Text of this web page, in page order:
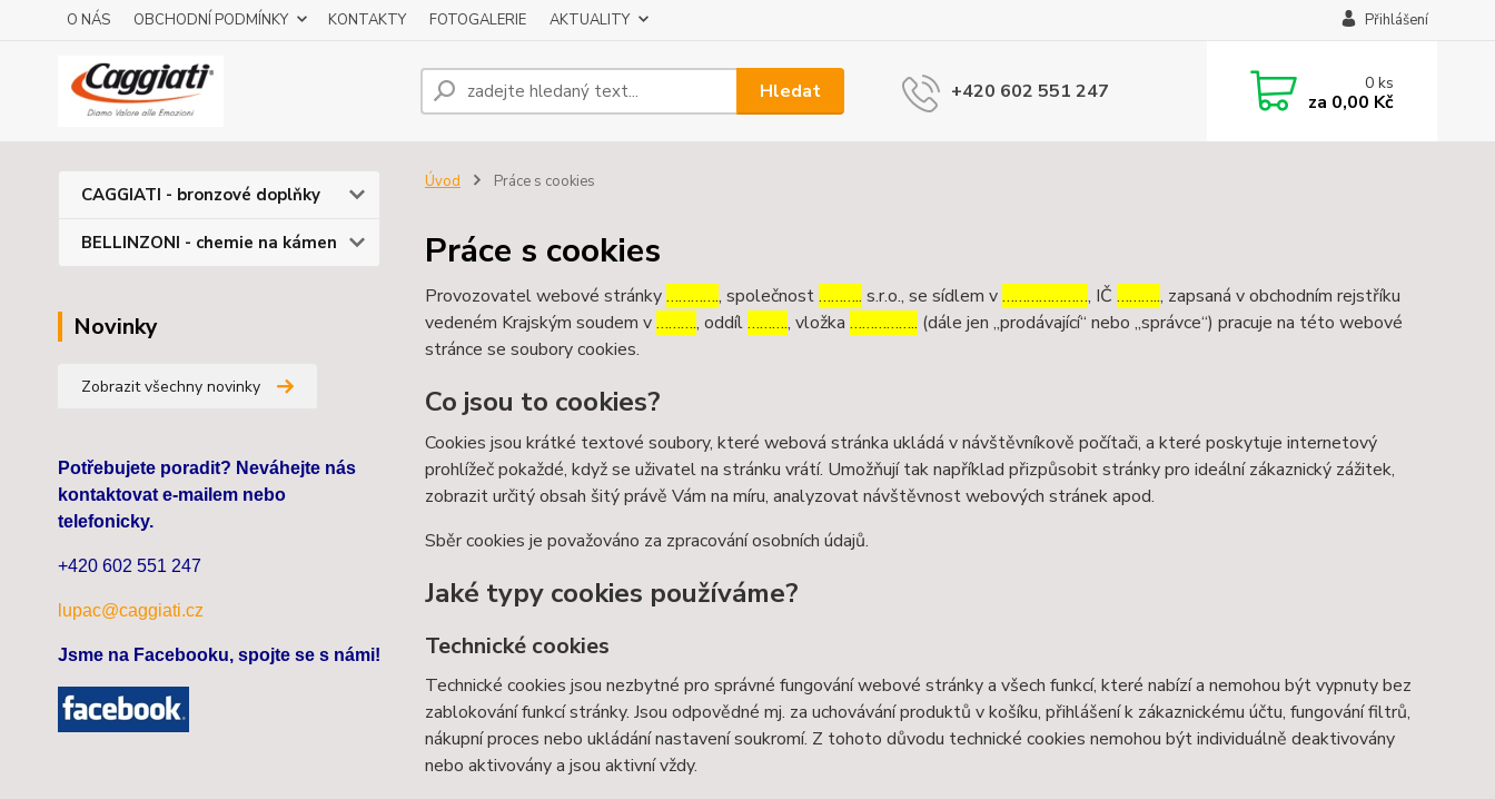
O NÁS OBCHODNÍ PODMÍNKY KONTAKTY FOTOGALERIE AKTUALITY Přihlášení
Hledat +420 602 551 247 0ks
za 0,00 Kč
CAGGIATI - bronzové doplňky
BELLINZONI - chemie na kámen
Novinky
Zobrazit všechny novinky
Potřebujete poradit? Neváhejte nás
kontaktovat e-mailem nebo
telefonicky.
+420 602 551 247
lupac@caggiati.cz
Jsme na Facebooku, spojte se s námi!
Úvod Práce s cookies
Práce s cookies
Provozovatel webové stránky…………., společnost……….. s.r.o., se sídlem v…………………, IČ ……….., zapsaná v obchodním rejstříku
vedeném Krajským soudem v………., oddíl………., vložka …………….. (dále jen „prodávající“ nebo „správce“) pracuje na této webové
stránce se soubory cookies.
Co jsou to cookies?
Cookies jsou krátké textové soubory, které webová stránka ukládá v návštěvníkově počítači, a které poskytuje internetový
prohlížeč pokaždé, když se uživatel na stránku vrátí. Umožňují tak například přizpůsobit stránky pro ideální zákaznický zážitek,
zobrazit určitý obsah šitý právě Vám na míru, analyzovat návštěvnost webových stránek apod.
Sběr cookies je považováno za zpracování osobních údajů.
Jaké typy cookies používáme?
Technické cookies
Technické cookies jsou nezbytné pro správné fungování webové stránky a všech funkcí, které nabízí a nemohou být vypnuty bez
zablokování funkcí stránky. Jsou odpovědné mj. za uchovávání produktů v košíku, přihlášení k zákaznickému účtu, fungování filtrů,
nákupní proces nebo ukládání nastavení soukromí. Z tohoto důvodu technické cookies nemohou být individuálně deaktivovány
nebo aktivovány a jsou aktivní vždy.